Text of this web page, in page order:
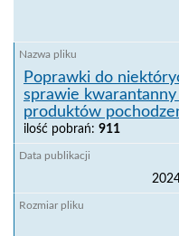
Poprawki do
sprawie
produktów
ilość pobrań: 911